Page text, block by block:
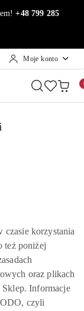
+48 799 285
Moje konto
czasie korzystania
też poniżej
oraz plikach
Sklep. Informacje
czyli